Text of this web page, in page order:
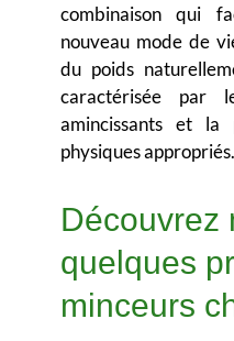
combinaison qui
nouveau mode de
du poids
caractérisée par
amincissants et la
physiques appropriés.
Découvrez
quelques
minceurs